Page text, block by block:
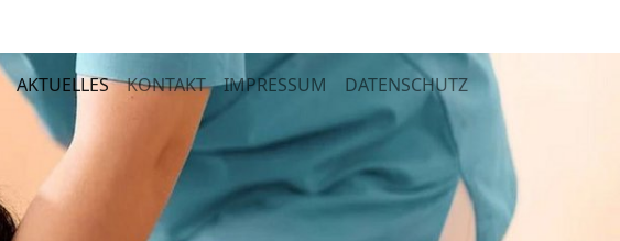
AKTUELLES KONTAKT IMPRESSUM DATENSCHUTZ